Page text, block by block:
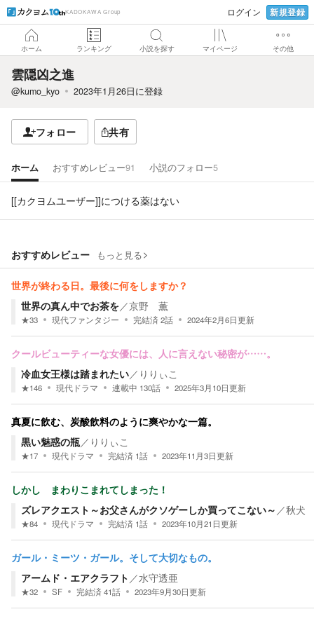
KADOKAWA Group ログイン 新規登録
ホーム ランキング 小説を探す マイページ その他
雲隠凶之進
@kumo_kyo 2023年1月26日に登録
フォロー 共有
ホーム おすすめレビュー91 小説のフォロー5
[[カクヨムユーザー]]につける薬はない
おすすめレビュー もっと見る
世界が終わる日。最後に何をしますか？
世界の真ん中でお茶を／京野 薫
★33 現代ファンタジー 完結済2話 2024年2月6日更新
クールビューティーな女優には、人に言えない秘密が……。
冷血女王様は踏まれたい／ りりぃこ
★146 現代ドラマ 連載中 130話 2025年3月10日更新
真夏に飲む、炭酸飲料のように爽やかな一篇。
黒い魅惑の瓶／ りりぃこ
★17 現代ドラマ 完結済 1話 2023年11月3日更新
しかし まわりこまれてしまった！
ズレアクエスト～お父さんがクソゲーしか買ってこない～ ／秋犬
★84 現代ドラマ 完結済 1話 2023年10月21日更新
ガール・ミーツ・ガール。そして大切なもの。
アームド・エアクラフト ／水守透亜
★32 SF 完結済41話 2023年9月30日更新